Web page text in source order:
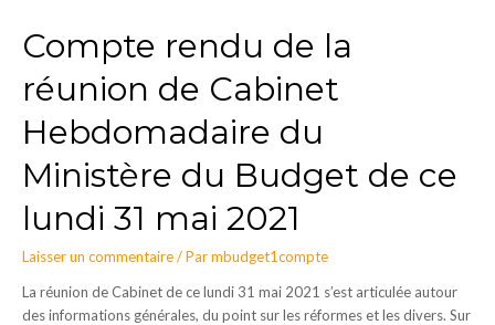
Compte rendu de la
réunion de Cabinet
Hebdomadaire du
Ministère du Budget de ce
lundi 31 mai 2021
Laisser un commentaire/ Parmbudget1compte
La réunion de Cabinet de ce lundi 31 mai 2021 s’est articulée autour
des informations générales, du point sur les réformes et les divers. Sur